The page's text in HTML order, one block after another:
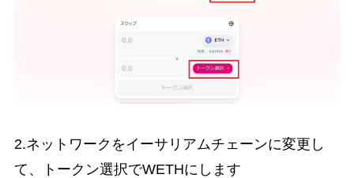
2.ネットワークをイーサリアムチェーンに変更し
て、トークン選択でWETHにします